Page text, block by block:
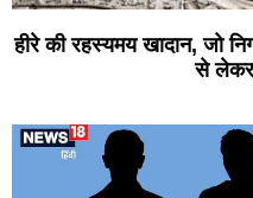
हीरे की रहस्यमय खादान, जो
से